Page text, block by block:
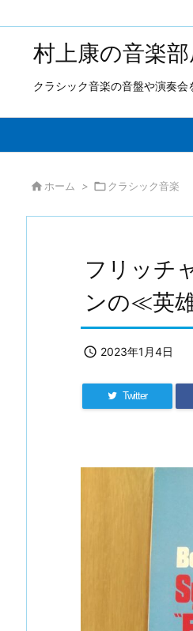
村上康の音楽部
クラシック音楽の音盤や演奏会
 ホーム > クラシック音楽
フリッチ
ンの≪英
 2023年1月4日
Twitter